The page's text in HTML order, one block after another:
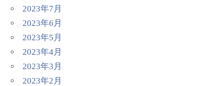
2023年7月
2023年6月
2023年5月
2023年4月
2023年3月
2023年2月